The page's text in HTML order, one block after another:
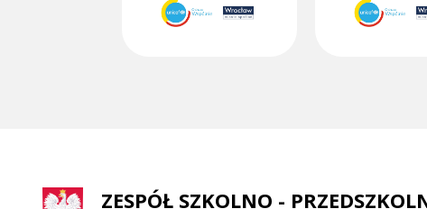
ZESPÓŁ SZKOLNO -